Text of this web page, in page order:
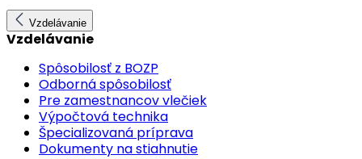
Vzdelávanie
Vzdelávanie
Spôsobilosť z BOZP
Odborná spôsobilosť
Pre zamestnancov vlečiek
Výpočtová technika
Špecializovaná príprava
Dokumenty na stiahnutie